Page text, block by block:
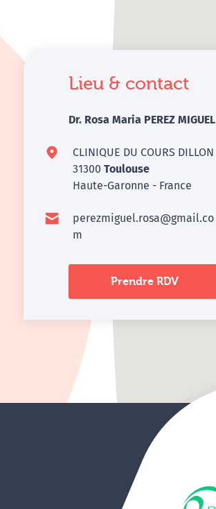
Lieu & contact
Dr. Rosa Maria PEREZ MIGUEL
CLINIQUE DU COURS DILLON
31300Toulouse
Haute-Garonne - France
perezmiguel.rosa@gmail.co
m
Prendre RDV